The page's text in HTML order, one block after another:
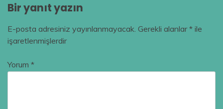
Bir yanıt yazın
E-posta adresiniz yayınlanmayacak. Gerekli alanlar* ile
işaretlenmişlerdir
Yorum *